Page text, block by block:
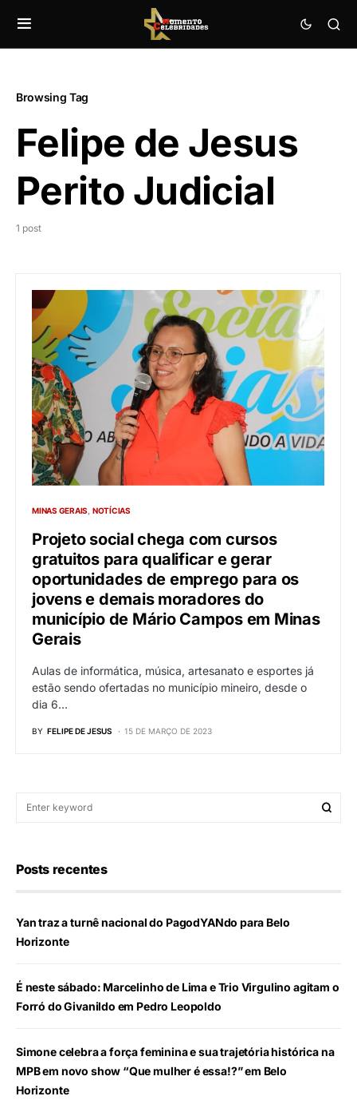
Browsing Tag
Felipe de Jesus
Perito Judicial
1 post
MINAS GERAIS NOTÍCIAS
Projeto social chega com cursos
gratuitos para qualificar e gerar
oportunidades de emprego para os
jovens e demais moradores do
município de Mário Campos em Minas
Gerais
Aulas de informática, música, artesanato e esportes já
estão sendo ofertadas no município mineiro, desde o
dia 6…
BY FELIPE DE JESUS 15 DE MARÇO DE 2023
Posts recentes
Yan traz a turnê nacional do PagodYANdo para Belo
Horizonte
É neste sábado: Marcelinho de Lima e Trio Virgulino agitam o
Forró do Givanildo em Pedro Leopoldo
Simone celebra a força feminina e sua trajetória histórica na
MPB em novo show “Que mulher é essa!?” em Belo
Horizonte